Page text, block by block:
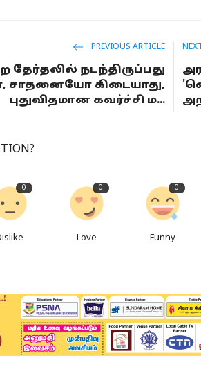
PREVIOUS ARTICLE
தேர்தலில் நடந்திருப்பது
சாதனையோ கிடையாது,
புதுவிதமான கவர்ச்சி ம...
0 0
Love
0
Funny